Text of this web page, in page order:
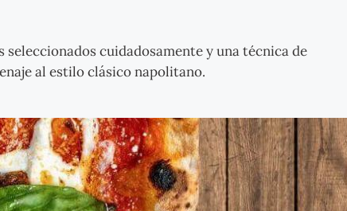
cuidadosamente y una técnica de
al estilo clásico napolitano.